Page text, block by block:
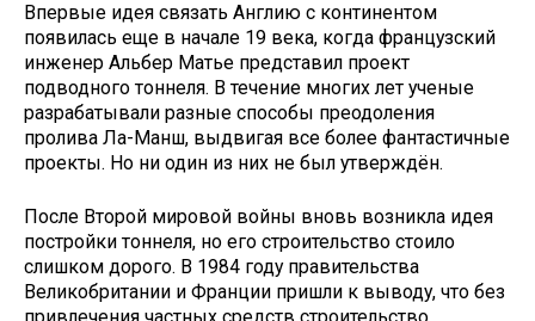
Впервые идея связать Англию с континентом
появилась еще в начале 19 века, когда французский
инженер Альбер Матье представил проект
подводного тоннеля. В течение многих лет ученые
разрабатывали разные способы преодоления
пролива Ла-Манш, выдвигая все более фантастичные
проекты. Но ни один из них не был утверждён.
После Второй мировой войны вновь возникла идея
постройки тоннеля, но его строительство стоило
слишком дорого. В 1984 году правительства
Великобритании и Франции пришли к выводу, что без